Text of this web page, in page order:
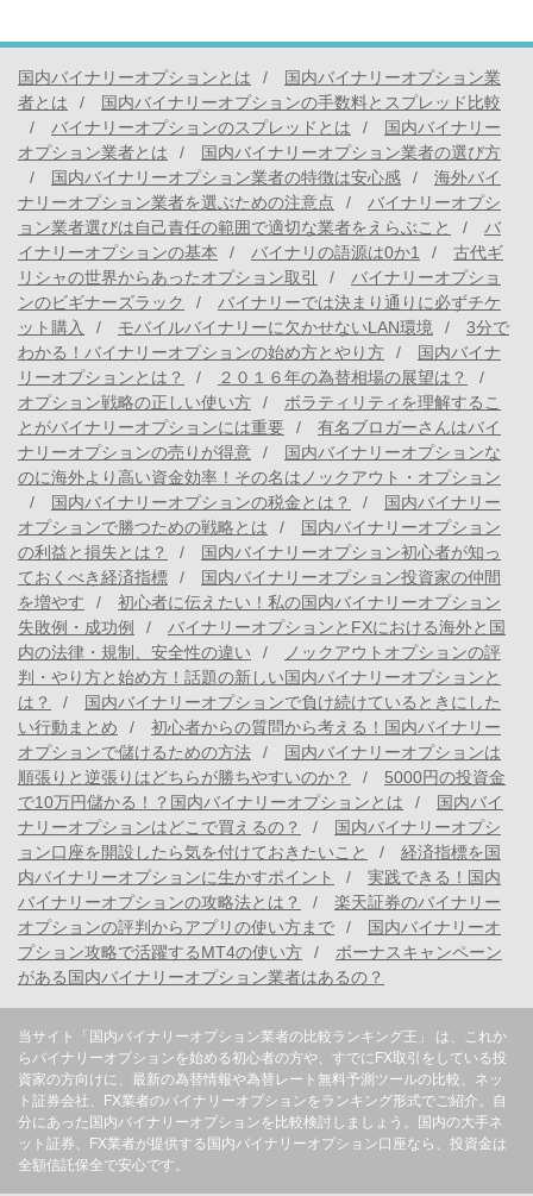
国内バイナリーオプションとは
国内バイナリーオプション業
者とは
国内バイナリーオプションの手数料とスプレッド比較
バイナリーオプションのスプレッドとは
国内バイナリー
オプション業者とは
国内バイナリーオプション業者の選び方
国内バイナリーオプション業者の特徴は安心感
海外バイ
ナリーオプション業者を選ぶための注意点
バイナリーオプシ
ョン業者選びは自己責任の範囲で適切な業者をえらぶこと
バ
イナリーオプションの基本
バイナリの語源は0か1
古代ギ
リシャの世界からあったオプション取引
バイナリーオプショ
ンのビギナーズラック
バイナリーでは決まり通りに必ずチケ
ット購入
モバイルバイナリーに欠かせないLAN環境
3分で
わかる！バイナリーオプションの始め方とやり方
国内バイナ
リーオプションとは？
２０１６年の為替相場の展望は？
オプション戦略の正しい使い方
ボラティリティを理解するこ
とがバイナリーオプションには重要
有名ブロガーさんはバイ
ナリーオプションの売りが得意
国内バイナリーオプションな
のに海外より高い資金効率！その名はノックアウト・オプション
国内バイナリーオプションの税金とは？
国内バイナリー
オプションで勝つための戦略とは
国内バイナリーオプション
の利益と損失とは？
国内バイナリーオプション初心者が知っ
ておくべき経済指標
国内バイナリーオプション投資家の仲間
を増やす
初心者に伝えたい！私の国内バイナリーオプション
失敗例・成功例
バイナリーオプションとFXにおける海外と国
内の法律・規制、安全性の違い
ノックアウトオプションの評
判・やり方と始め方！話題の新しい国内バイナリーオプションと
は？
国内バイナリーオプションで負け続けているときにした
い行動まとめ
初心者からの質問から考える！国内バイナリー
オプションで儲けるための方法
国内バイナリーオプションは
順張りと逆張りはどちらが勝ちやすいのか？
5000円の投資金
で10万円儲かる！？国内バイナリーオプションとは
国内バイ
ナリーオプションはどこで買えるの？
国内バイナリーオプシ
ョン口座を開設したら気を付けておきたいこと
経済指標を国
内バイナリーオプションに生かすポイント
実践できる！国内
バイナリーオプションの攻略法とは？
楽天証券のバイナリー
オプションの評判からアプリの使い方まで
国内バイナリーオ
プション攻略で活躍するMT4の使い方
ボーナスキャンペーン
がある国内バイナリーオプション業者はあるの？
当サイト「国内バイナリーオプション業者の比較ランキング王」 は、これか
らバイナリーオプションを始める初心者の方や、すでにFX取引をしている投
資家の方向けに、最新の為替情報や為替レート無料予測ツールの比較、ネッ
ト証券会社、FX業者のバイナリーオプションをランキング形式でご紹介。自
分にあった国内バイナリーオプションを比較検討しましょう。国内の大手ネ
ット証券、FX業者が提供する国内バイナリーオプション口座なら、投資金は
全額信託保全で安心です。